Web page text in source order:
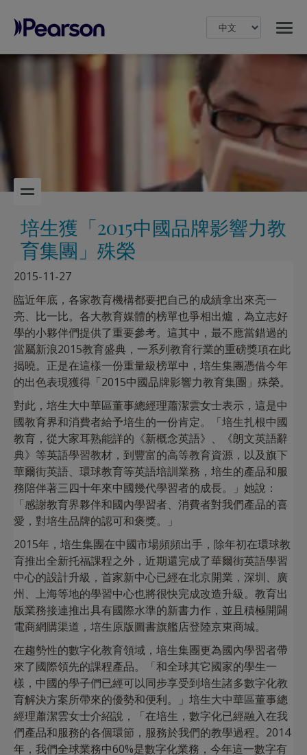
Pearson
培生獲「2015中國品牌影響力教
育集團」殊榮
2015-11-27
臨近年底，各家教育機構都要把自己的成績拿出來亮一
亮、比一比。各大教育媒體的榜單也爭相出爐，為立志好
學的小夥伴們提供了重要參考。這其中，最不應當錯過的
當屬新浪2015教育盛典，一系列教育行業的重磅獎項在此
揭曉。正是在這樣一份重量級榜單中，培生集團憑借今年
的出色表現獲得「2015中國品牌影響力教育集團」殊榮。
對此，培生大中華區董事總經理蕭潔雲女士表示，這是中
國教育界和消費者給予培生的一份肯定。「培生扎根中國
教育，從大家耳熟能詳的《新概念英語》、《朗文英語辭
典》等英語學習教材，到豐富的高等教育資源，以及旗下
華爾街英語、環球教育等英語培訓業務，培生的產品和服
務陪伴著三四十年來中國幾代學習者的成長。」她說：
「感謝教育界夥伴和國內學習者、消費者對我們產品的喜
愛，對培生品牌的認可和褒獎。」
2015年，培生集團在中國市場頻頻出手，除年初在環球教
育推出全新托福課程之外，近期還完成了華爾街英語學習
中心的設計升級，首家新中心已經在北京開業，深圳、廣
州、上海等地的學習中心也將很快完成改造升級。教育出
版業務接連推出具有國際水準的新書力作，並且積極開闢
電商網購渠道，培生原版圖書旗艦店登陸京東商城。
在趨勢性的數字化教育領域，培生集團更為國內學習者帶
來了國際領先的課程產品。「和全球其它國家的學生一
樣，中國的學子們已經可以同步享受到培生諸多數字化教
育解決方案所帶來的優勢和便利。」培生大中華區董事總
經理蕭潔雲女士介紹說，「在培生，數字化已經融入在我
們產品和服務的各個環節，服務於我們的教學過程。2014
年，我們全球業務中60%是數字化業務，今年這一數字有